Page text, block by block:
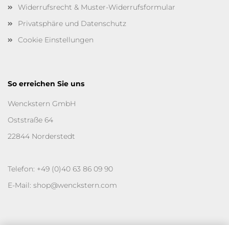
Widerrufsrecht & Muster-Widerrufsformular
Privatsphäre und Datenschutz
Cookie Einstellungen
So erreichen Sie uns
Wenckstern GmbH
Oststraße 64
22844 Norderstedt
Telefon: +49 (0)40 63 86 09 90
E-Mail: shop@wenckstern.com